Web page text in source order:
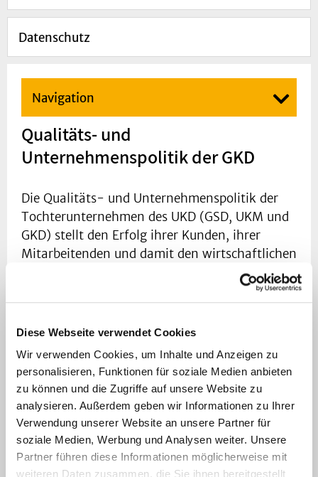
Diese Webseite verwendet Cookies
Wir verwenden Cookies, um Inhalte und Anzeigen zu
personalisieren, Funktionen für soziale Medien anbieten
zu können und die Zugriffe auf unsere Website zu
analysieren. Außerdem geben wir Informationen zu Ihrer
Verwendung unserer Website an unsere Partner für
soziale Medien, Werbung und Analysen weiter. Unsere
Partner führen diese Informationen möglicherweise mit
weiteren Daten zusammen, die Sie ihnen bereitgestellt
Datenschutz
Navigation
Qualitäts- und
Unternehmenspolitik der GKD
Die Qualitäts- und Unternehmenspolitik der
Tochterunternehmen des UKD (GSD, UKM und
GKD) stellt den Erfolg ihrer Kunden, ihrer
Mitarbeitenden und damit den wirtschaftlichen
Erfolg des Unternehmens in den Mittelpunkt
aller Aktivitäten. Wir verstehen Qualität als
motivierte und zuverlässige
Mitarbeitende, die die Grundlage für den
unternehmerischen Erfolg der
Tochterunternehmen des UKD bilden.
ein ruhiges, ausgeglichenes und
innovatives Arbeitsklima, welches die